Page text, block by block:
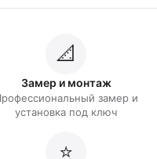
📐
Замер и монтаж
замер и
установка под ключ
⭐